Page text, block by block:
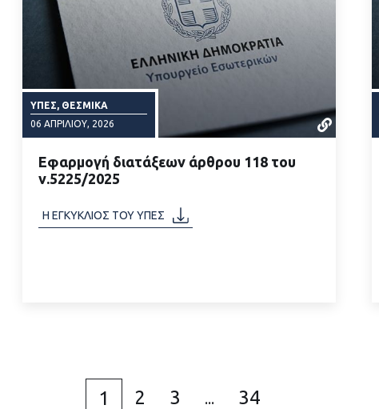
ΥΠΕΣ, ΘΕΣΜΙΚΆ
06 ΑΠΡΙΛΊΟΥ, 2026
Εφαρμογή διατάξεων άρθρου 118 του
ν.5225/2025
Η ΕΓΚΥΚΛΙΟΣ ΤΟΥ ΥΠΕΣ
1 2 3 ... 34